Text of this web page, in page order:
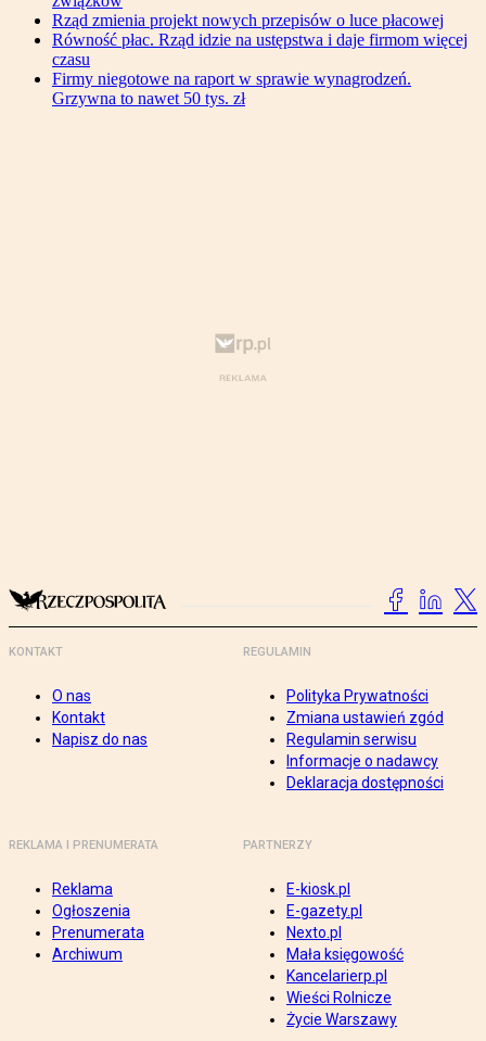
Rząd zmienia projekt nowych przepisów o luce płacowej
Równość płac. Rząd idzie na ustępstwa i daje firmom więcej
czasu
Firmy niegotowe na raport w sprawie wynagrodzeń.
Grzywna to nawet 50 tys. zł
KONTAKT
O nas
Kontakt
Napisz do nas
REGULAMIN
Polityka Prywatności
Zmiana ustawień zgód
Regulamin serwisu
Informacje o nadawcy
Deklaracja dostępności
REKLAMA I PRENUMERATA
Reklama
Ogłoszenia
Prenumerata
Archiwum
PARTNERZY
E-kiosk.pl
E-gazety.pl
Nexto.pl
Mała księgowość
Kancelarierp.pl
Wieści Rolnicze
Życie Warszawy